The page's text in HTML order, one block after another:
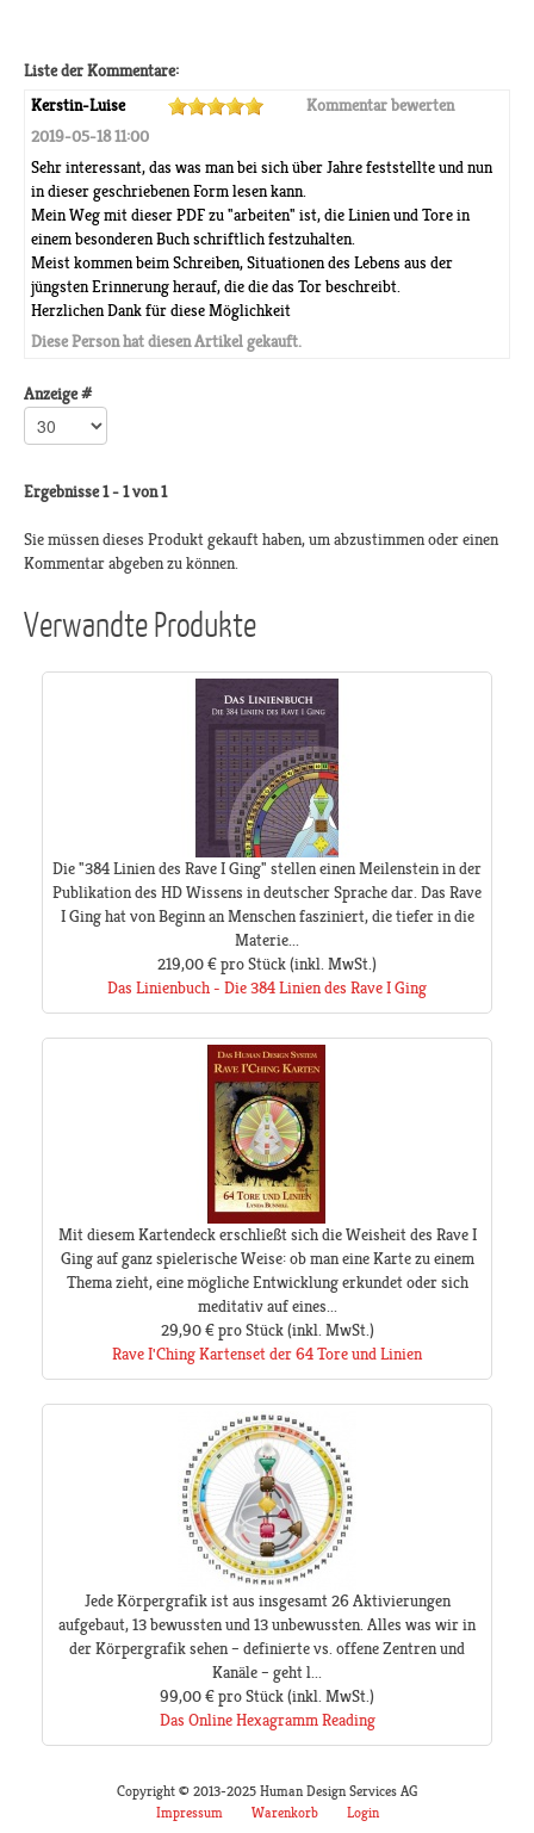
Liste der Kommentare:
Kerstin-Luise
Kommentar bewerten
2019-05-18 11:00
Sehr interessant, das was man bei sich über Jahre feststellte und nun
in dieser geschriebenen Form lesen kann.
Mein Weg mit dieser PDF zu "arbeiten" ist, die Linien und Tore in
einem besonderen Buch schriftlich festzuhalten.
Meist kommen beim Schreiben, Situationen des Lebens aus der
jüngsten Erinnerung herauf, die die das Tor beschreibt.
Herzlichen Dank für diese Möglichkeit
Diese Person hat diesen Artikel gekauft.
Anzeige #
Ergebnisse 1 - 1 von 1
Sie müssen dieses Produkt gekauft haben, um abzustimmen oder einen
Kommentar abgeben zu können.
Verwandte Produkte
Die "384 Linien des Rave I Ging" stellen einen Meilenstein in der
Publikation des HD Wissens in deutscher Sprache dar. Das Rave
I Ging hat von Beginn an Menschen fasziniert, die tiefer in die
Materie...
219,00 €pro Stück(inkl. MwSt.)
Das Linienbuch - Die 384 Linien des Rave I Ging
Mit diesem Kartendeck erschließt sich die Weisheit des Rave I
Ging auf ganz spielerische Weise: ob man eine Karte zu einem
Thema zieht, eine mögliche Entwicklung erkundet oder sich
meditativ auf eines...
29,90 € pro Stück(inkl. MwSt.)
Rave I'Ching Kartenset der 64 Tore und Linien
Jede Körpergrafik ist aus insgesamt 26 Aktivierungen
aufgebaut, 13 bewussten und 13 unbewussten. Alles was wir in
der Körpergrafik sehen – definierte vs. offene Zentren und
Kanäle – geht l...
99,00 €pro Stück(inkl. MwSt.)
Das Online Hexagramm Reading
Copyright © 2013-2025 Human Design Services AG
Impressum
Warenkorb Login